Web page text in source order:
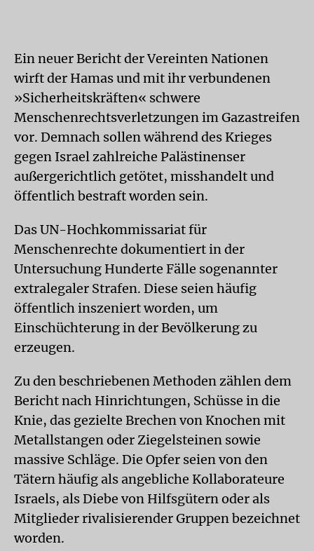
Ein neuer Bericht der Vereinten Nationen
wirft der Hamas und mit ihr verbundenen
»Sicherheitskräften« schwere
Menschenrechtsverletzungen im Gazastreifen
vor. Demnach sollen während des Krieges
gegen Israel zahlreiche Palästinenser
außergerichtlich getötet, misshandelt und
öffentlich bestraft worden sein.
Das UN-Hochkommissariat für
Menschenrechte dokumentiert in der
Untersuchung Hunderte Fälle sogenannter
extralegaler Strafen. Diese seien häufig
öffentlich inszeniert worden, um
Einschüchterung in der Bevölkerung zu
erzeugen.
Zu den beschriebenen Methoden zählen dem
Bericht nach Hinrichtungen, Schüsse in die
Knie, das gezielte Brechen von Knochen mit
Metallstangen oder Ziegelsteinen sowie
massive Schläge. Die Opfer seien von den
Tätern häufig als angebliche Kollaborateure
Israels, als Diebe von Hilfsgütern oder als
Mitglieder rivalisierender Gruppen bezeichnet
worden.